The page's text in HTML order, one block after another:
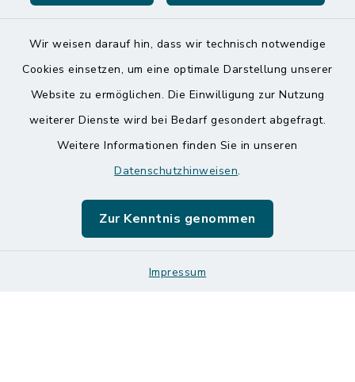
Wir weisen darauf hin, dass wir technisch notwendige
Cookies einsetzen, um eine optimale Darstellung unserer
Website zu ermöglichen. Die Einwilligung zur Nutzung
weiterer Dienste wird bei Bedarf gesondert abgefragt.
Weitere Informationen finden Sie in unseren
Datenschutzhinweisen.
Zur Kenntnis genommen
Impressum
Kontakt
Datenschutz
Sitemap
Logos und Designmanual